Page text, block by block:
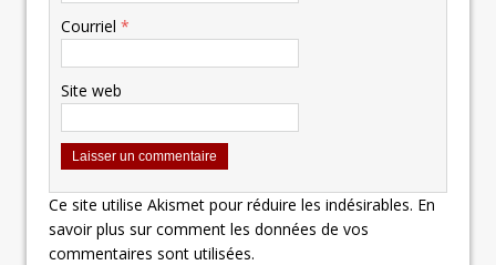
Courriel *
Site web
Ce site utilise Akismet pour réduire les indésirables. En
savoir plus sur comment les données de vos
commentaires sont utilisées.